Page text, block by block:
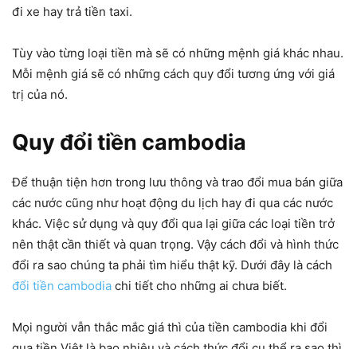
đi xe hay trả tiền taxi.
Tùy vào từng loại tiền mà sẽ có những mệnh giá khác nhau.
Mỗi mệnh giá sẽ có những cách quy đổi tương ứng với giá
trị của nó.
Quy đổi tiền cambodia
Để thuận tiện hơn trong lưu thông và trao đổi mua bán giữa
các nước cũng như hoạt động du lịch hay đi qua các nước
khác. Việc sử dụng và quy đổi qua lại giữa các loại tiền trở
nên thật cần thiết và quan trọng. Vậy cách đổi và hình thức
đổi ra sao chúng ta phải tìm hiểu thật kỹ. Dưới đây là cách
đổi tiền cambodia chi tiết cho những ai chưa biết.
Mọi người vẫn thắc mắc giá thì của tiền cambodia khi đổi